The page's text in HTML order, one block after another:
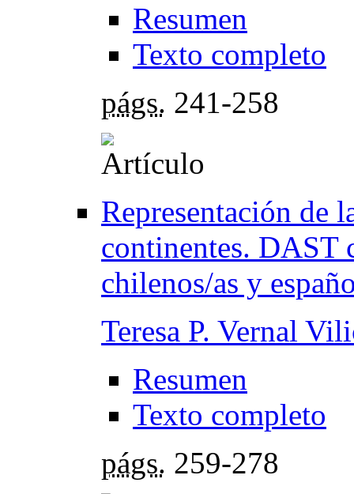
Resumen
Texto completo
págs. 241-258
Representación de
continentes. DAST
chilenos/as y
Teresa P. Vernal
Resumen
Texto completo
págs. 259-278